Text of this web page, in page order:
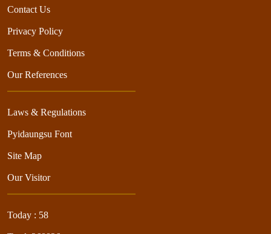
Contact Us
Privacy Policy
Terms & Conditions
Our References
Laws & Regulations
Pyidaungsu Font
Site Map
Our Visitor
Today : 58